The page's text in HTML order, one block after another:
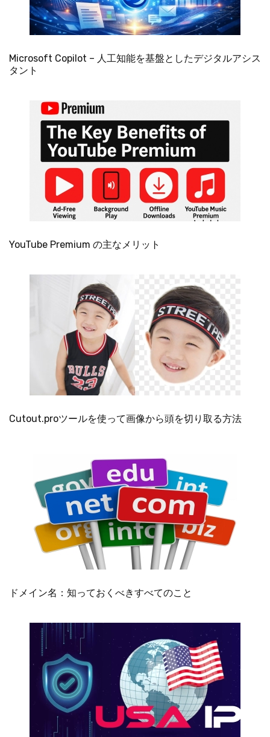
Microsoft Copilot – 人工知能を基盤としたデジタルアシス
タント
YouTube Premium の主なメリット
Cutout.proツールを使って画像から頭を切り取る方法
ドメイン名：知っておくべきすべてのこと